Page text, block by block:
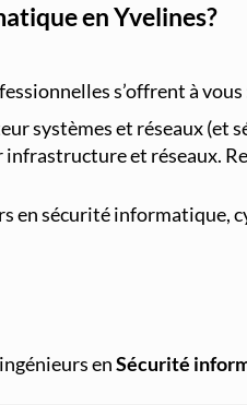
en Yvelines?
s’offrent à vous
systèmes et réseaux (et
et réseaux.
en sécurité informatique,
enSécurité